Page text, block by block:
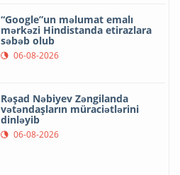
“Google”un məlumat emalı
mərkəzi Hindistanda etirazlara
səbəb olub
06-08-2026
Rəşad Nəbiyev Zəngilanda
vətəndaşların müraciətlərini
dinləyib
06-08-2026